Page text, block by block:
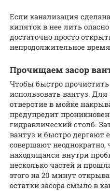
Если канализация
кипяток в нее лить
достаточно просто
непродолжительное
Прочищаем засор
Чтобы быстро прочистить
использовать вантуз. Для
отверстие в мойке
предупредит
гидравлический столб.
вантуз и быстро дергают
совершают неоднократно,
находящаяся внутри
несколько частей и
этого на 20 минут
остатки засора смыло в